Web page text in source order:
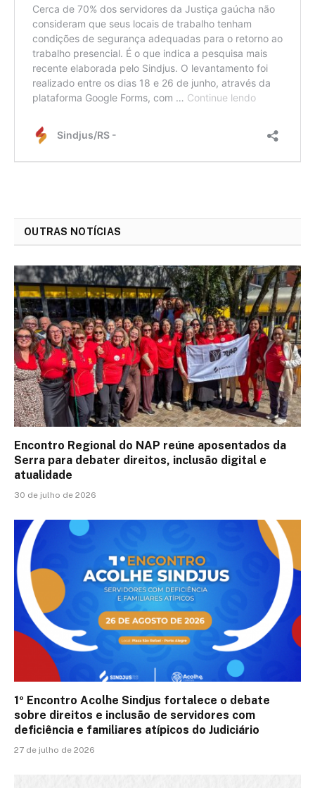
OUTRAS NOTÍCIAS
Encontro Regional do NAP reúne aposentados da
Serra para debater direitos, inclusão digital e
atualidade
30 de julho de 2026
1º Encontro Acolhe Sindjus fortalece o debate
sobre direitos e inclusão de servidores com
deficiência e familiares atípicos do Judiciário
27 de julho de 2026